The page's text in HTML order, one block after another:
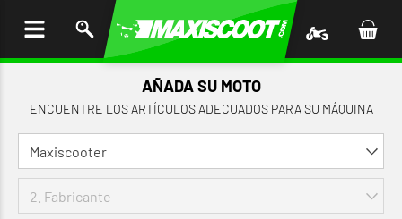
AÑADA SU MOTO
ENCUENTRE LOS ARTÍCULOS ADECUADOS PARA SU MÁQUINA